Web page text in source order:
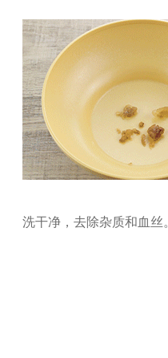
洗干净，去除杂质和血丝。